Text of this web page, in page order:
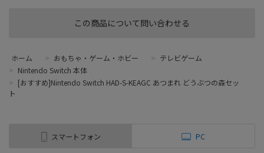
この商品について問い合わせる
ホーム > おもちゃ・ゲーム・ホビー > テレビゲーム
> Nintendo Switch 本体
> [おすすめ]Nintendo Switch HAD-S-KEAGC あつまれ どうぶつの森セッ
ト
スマートフォン PC